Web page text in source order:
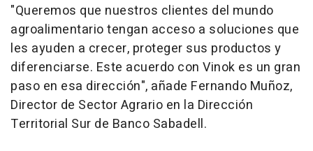
"Queremos que nuestros clientes del mundo
agroalimentario tengan acceso a soluciones que
les ayuden a crecer, proteger sus productos y
diferenciarse. Este acuerdo con Vinok es un gran
paso en esa dirección", añade Fernando Muñoz,
Director de Sector Agrario en la Dirección
Territorial Sur de Banco Sabadell.